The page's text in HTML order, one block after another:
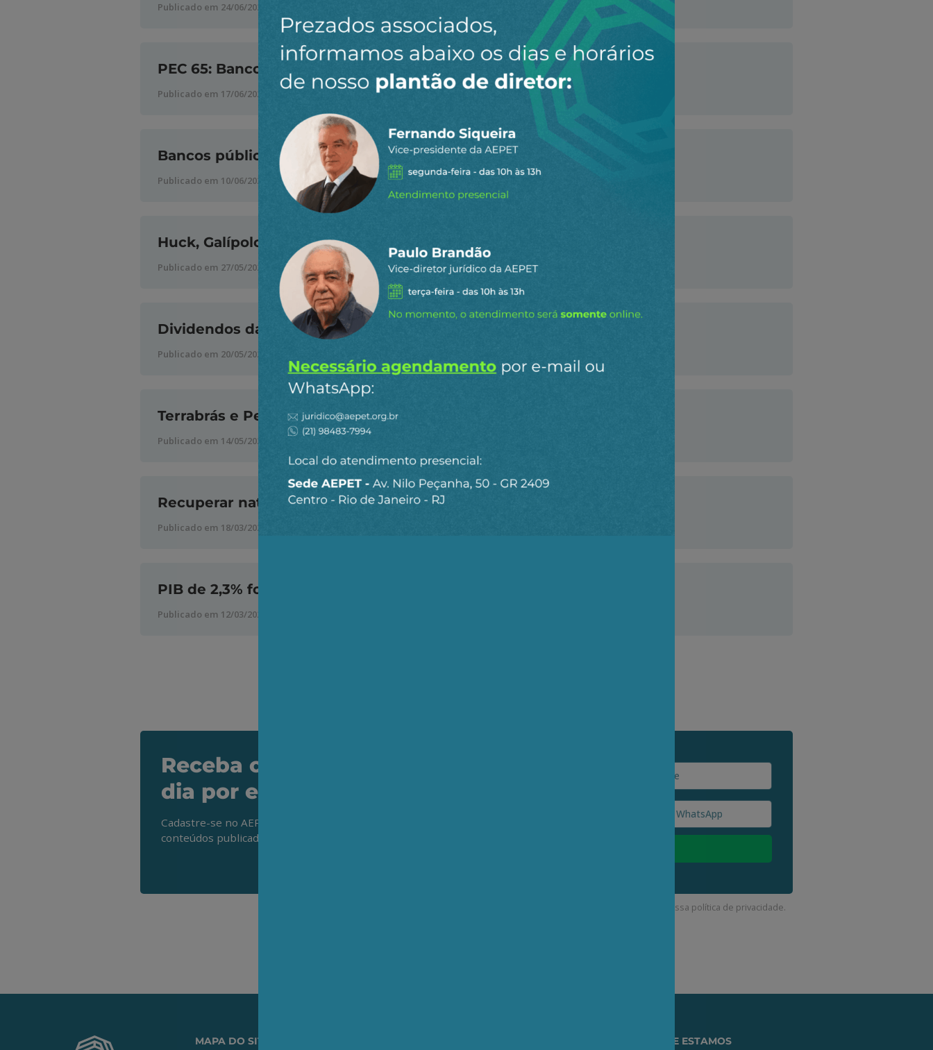
Publicado em 24/06/2026
PEC 65: Banco Central e financismo
Publicado em 17/06/2026
Bancos públicos e taxa de juros
Publicado em 10/06/2026
Huck, Galípolo & Durigan: a tríplice aliança
Publicado em 27/05/2026
Dividendos da Petrobrás
Publicado em 20/05/2026
Terrabrás e Petrobrás: Lula e Getúlio
Publicado em 14/05/2026
Recuperar natureza pública da Petrobrás
Publicado em 18/03/2026
PIB de 2,3% foi um projeto
Publicado em 12/03/2026
Receba os destaques do
dia por e-mail
Cadastre-se no AEPET Direto para receber os principais
conteúdos publicados em nosso site.
Ao clicar em “Cadastrar” você aceita receber nossos e-mails e concorda com a nossa política de privacidade.
MAPA DO SITE ONDE ESTAMOS